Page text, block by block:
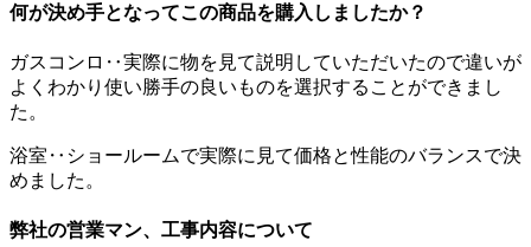
何が決め手となってこの商品を購入しましたか？
ガスコンロ‥実際に物を見て説明していただいたので違いが
よくわかり使い勝手の良いものを選択することができまし
た。
浴室‥ショールームで実際に見て価格と性能のバランスで決
めました。
弊社の営業マン、工事内容について